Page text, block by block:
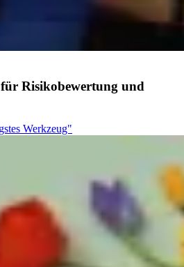
Risikobewertung und
Werkzeug"